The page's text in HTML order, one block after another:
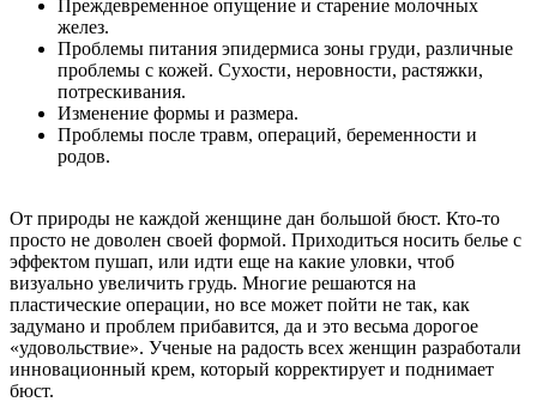
Преждевременное опущение и старение молочных
желез.
Проблемы питания эпидермиса зоны груди, различные
проблемы с кожей. Сухости, неровности, растяжки,
потрескивания.
Изменение формы и размера.
Проблемы после травм, операций, беременности и
родов.
От природы не каждой женщине дан большой бюст. Кто-то
просто не доволен своей формой. Приходиться носить белье с
эффектом пушап, или идти еще на какие уловки, чтоб
визуально увеличить грудь. Многие решаются на
пластические операции, но все может пойти не так, как
задумано и проблем прибавится, да и это весьма дорогое
«удовольствие». Ученые на радость всех женщин разработали
инновационный крем, который корректирует и поднимает
бюст.